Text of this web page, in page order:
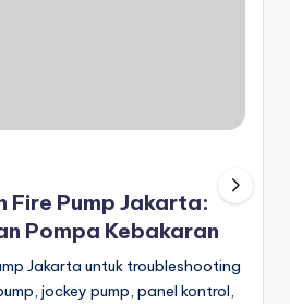
Fire Pump Jakarta:
Pompa Kebakaran
Jakarta untuk troubleshooting
jockey pump, panel kontrol,